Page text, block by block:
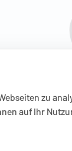
zu
auf Ihr